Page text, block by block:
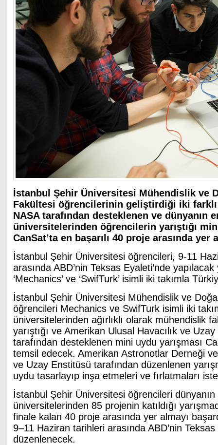
İstanbul Şehir Üniversitesi Mühendislik ve
Fakültesi öğrencilerinin geliştirdiği iki
NASA tarafından desteklenen ve dünyanın
üniversitelerinden öğrencilerin yarıştığı
CanSat’ta en başarılı 40 proje arasında yer
İstanbul Şehir Üniversitesi öğrencileri, 9-11
arasında ABD’nin Teksas Eyaleti’nde
‘Mechanics’ ve ‘SwifTurk’ isimli iki takımla
İstanbul Şehir Üniversitesi Mühendislik ve
öğrencileri Mechanics ve SwifTurk isimli iki
üniversitelerinden ağırlıklı olarak mühendislik
yarıştığı ve Amerikan Ulusal Havacılık ve
tarafından desteklenen mini uydu yarışması
temsil edecek. Amerikan Astronotlar Derneği
ve Uzay Enstitüsü tarafından düzenlenen
uydu tasarlayıp inşa etmeleri ve fırlatmaları
İstanbul Şehir Üniversitesi öğrencileri
üniversitelerinden 85 projenin katıldığı
finale kalan 40 proje arasında yer almayı
9–11 Haziran tarihleri arasında ABD’nin
düzenlenecek.